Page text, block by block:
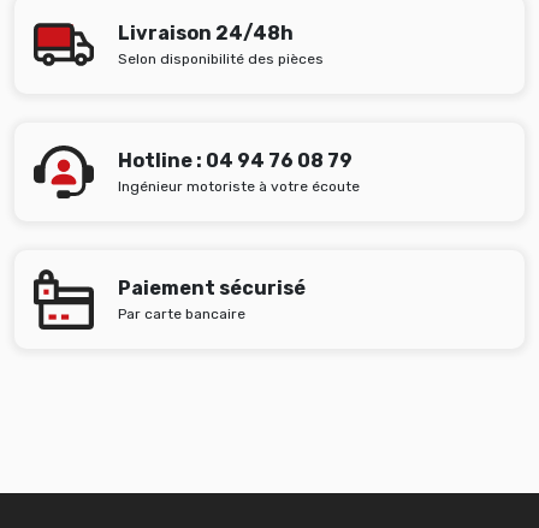
Livraison 24/48h
Selon disponibilité des pièces
Hotline : 04 94 76 08 79
Ingénieur motoriste à votre écoute
Paiement sécurisé
Par carte bancaire